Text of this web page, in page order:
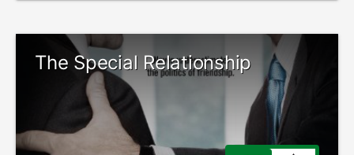
The Special Relationship